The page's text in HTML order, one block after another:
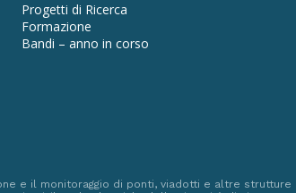
Progetti di Ricerca
Formazione
Bandi – anno in corso
e il monitoraggio di ponti, viadotti e altre strutture